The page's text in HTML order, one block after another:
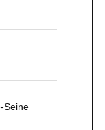
Seine